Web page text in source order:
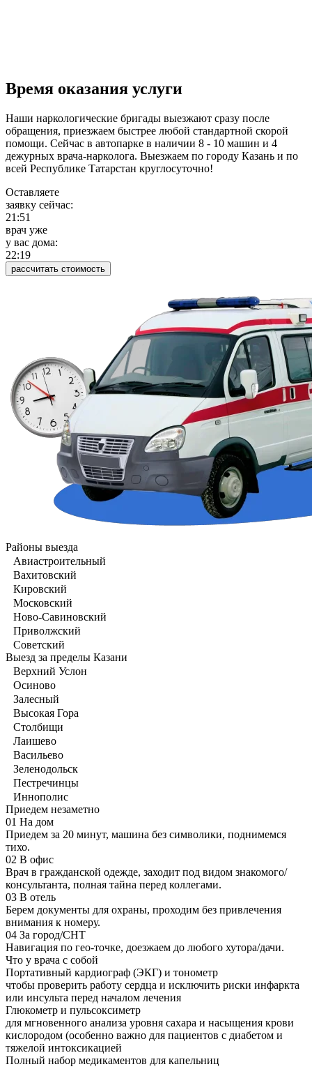
Время оказания услуги
Наши наркологические бригады выезжают сразу после
обращения, приезжаем быстрее любой стандартной скорой
помощи. Сейчас в автопарке в наличии 8 - 10 машин и 4
дежурных врача-нарколога. Выезжаем по городу Казань и по
всей Республике Татарстан круглосуточно!
Оставляете
заявку сейчас:
21:51
врач уже
у вас дома:
22:19
рассчитать стоимость
Районы выезда
Авиастроительный
Вахитовский
Кировский
Московский
Ново-Савиновский
Приволжский
Советский
Выезд за пределы Казани
Верхний Услон
Осиново
Залесный
Высокая Гора
Столбищи
Лаишево
Васильево
Зеленодольск
Пестречинцы
Иннополис
Приедем незаметно
01 На дом
Приедем за 20 минут, машина без символики, поднимемся
тихо.
02 В офис
Врач в гражданской одежде, заходит под видом знакомого/
консультанта, полная тайна перед коллегами.
03 В отель
Берем документы для охраны, проходим без привлечения
внимания к номеру.
04 За город/СНТ
Навигация по гео-точке, доезжаем до любого хутора/дачи.
Что у врача с собой
Портативный кардиограф (ЭКГ) и тонометр
чтобы проверить работу сердца и исключить риски инфаркта
или инсульта перед началом лечения
Глюкометр и пульсоксиметр
для мгновенного анализа уровня сахара и насыщения крови
кислородом (особенно важно для пациентов с диабетом и
тяжелой интоксикацией
Полный набор медикаментов для капельниц